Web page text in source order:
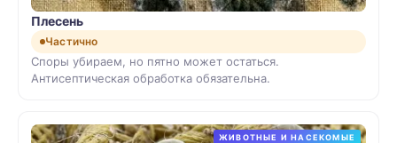
Плесень
Частично
Споры убираем, но пятно может остаться.
Антисептическая обработка обязательна.
ЖИВОТНЫЕ И НАСЕКОМЫЕ